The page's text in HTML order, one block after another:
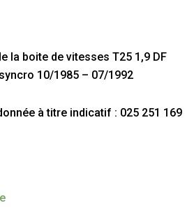
la boite de vitesses T25 1,9 DF
10/1985 – 07/1992
à titre indicatif : 025 251 169